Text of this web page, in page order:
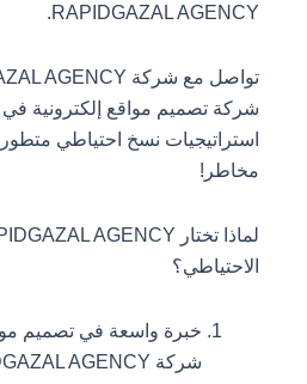
RAPIDGAZAL AGENCY.
شركة تصميم مواقع إلكترونية في
استراتيجيات نسخ احتياطي متطورة
مخاطر!
الاحتياطي؟
خبرة واسعة في تصميم مواقع